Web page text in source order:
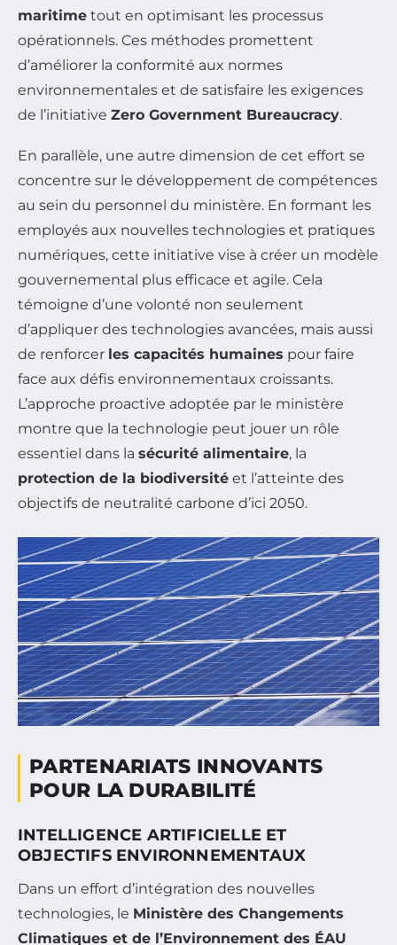
maritime tout en optimisant les processus
opérationnels. Ces méthodes promettent
d’améliorer la conformité aux normes
environnementales et de satisfaire les exigences
de l’initiative Zero Government Bureaucracy.
En parallèle, une autre dimension de cet effort se
concentre sur le développement de compétences
au sein du personnel du ministère. En formant les
employés aux nouvelles technologies et pratiques
numériques, cette initiative vise à créer un modèle
gouvernemental plus efficace et agile. Cela
témoigne d’une volonté non seulement
d’appliquer des technologies avancées, mais aussi
de renforcer les capacités humaines pour faire
face aux défis environnementaux croissants.
L’approche proactive adoptée par le ministère
montre que la technologie peut jouer un rôle
essentiel dans la sécurité alimentaire, la
protection de la biodiversité et l’atteinte des
objectifs de neutralité carbone d’ici 2050.
PARTENARIATS INNOVANTS
POUR LA DURABILITÉ
INTELLIGENCE ARTIFICIELLE ET
OBJECTIFS ENVIRONNEMENTAUX
Dans un effort d’intégration des nouvelles
technologies, le Ministère des Changements
Climatiques et de l’Environnement des ÉAU